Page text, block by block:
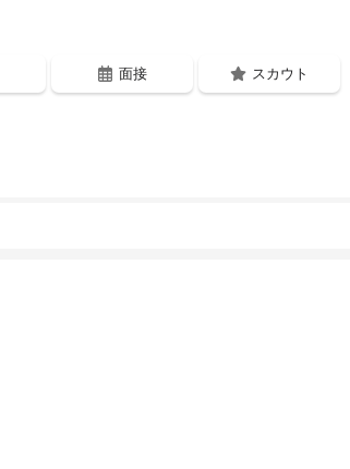
面接 スカウト